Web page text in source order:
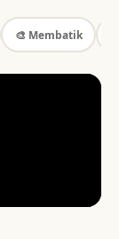
🎨 Membatik